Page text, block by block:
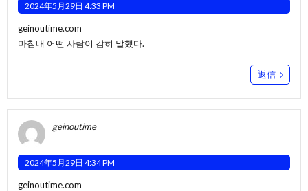
2024年5月29日 4:33 PM
geinoutime.com
마침내 어떤 사람이 감히 말했다.
返信
geinoutime
2024年5月29日 4:34 PM
geinoutime.com